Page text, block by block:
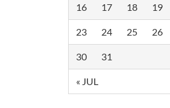
16 17 18 19
23 24 25 26
30 31
« JUL